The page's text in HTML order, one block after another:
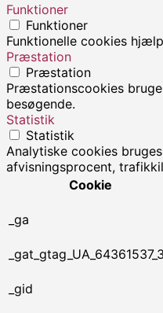
Funktioner
Funktioner
Funktionelle cookies
Præstation
Præstation
Præstationscookies
besøgende.
Statistik
Statistik
Analytiske cookies
afvisningsprocent,
Cookie
_ga
_gid